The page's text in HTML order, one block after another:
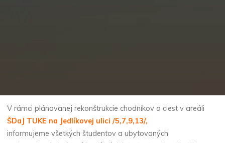
V rámci plánovanej rekonštrukcie chodníkov a ciest v areáli
ŠDaJ TUKE na Jedlíkovej ulici /5,7,9,13/,
informujeme všetkých študentov a ubytovaných